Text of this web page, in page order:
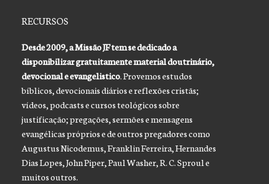
RECURSOS
Desde 2009, a Missão JF tem se dedicado a
disponibilizar gratuitamente material doutrinário,
devocional e evangelistico. Provemos estudos
bíblicos, devocionais diários e reflexões cristãs;
vídeos, podcasts e cursos teológicos sobre
justificação; pregações, sermões e mensagens
evangélicas próprios e de outros pregadores como
Augustus Nicodemus, Franklin Ferreira, Hernandes
Dias Lopes, John Piper, Paul Washer, R. C. Sproul e
muitos outros.